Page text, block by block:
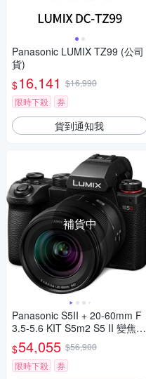
Panasonic LUMIX TZ99 (公司
貨)
$16,141 $16,990
限時下殺
券
貨到通知我
補貨中
Panasonic S5II + 20-60mm F
3.5-5.6 KIT S5m2 S5 II 變焦鏡
組 公司貨
$54,055 $56,900
限時下殺
券